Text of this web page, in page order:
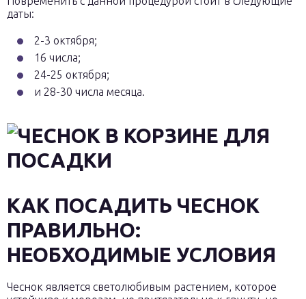
даты:
2-3 октября;
16 числа;
24-25 октября;
и 28-30 числа месяца.
КАК ПОСАДИТЬ ЧЕСНОК
ПРАВИЛЬНО:
НЕОБХОДИМЫЕ УСЛОВИЯ
Чеснок является светолюбивым растением, которое